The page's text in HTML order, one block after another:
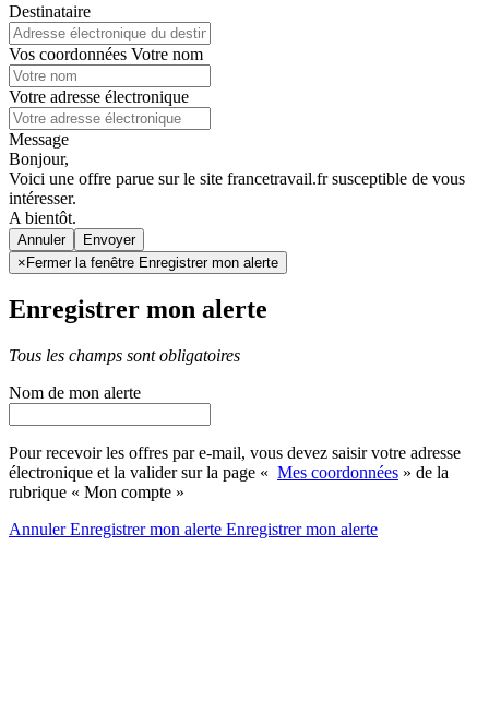
Destinataire
Vos coordonnées Votre nom
Votre adresse électronique
Message
Bonjour,
Voici une offre parue sur le site francetravail.fr susceptible de vous
intéresser.
A bientôt.
Annuler
×Fermer la fenêtre Enregistrer mon alerte
Enregistrer mon alerte
Tous les champs sont obligatoires
Nom de mon alerte
Pour recevoir les offres par e-mail, vous devez saisir votre adresse
électronique et la valider sur la page « Mes coordonnées » de la
rubrique « Mon compte »
AnnulerEnregistrer mon alerte Enregistrermon alerte